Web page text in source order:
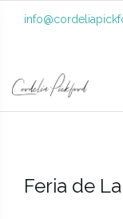
Feria de